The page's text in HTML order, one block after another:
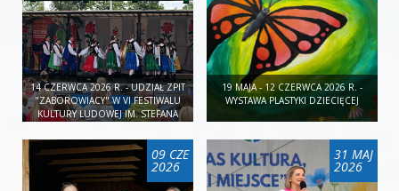
14 CZERWCA 2026 R. - UDZIAŁ ZPIT
"ZABOROWIACY" W VI FESTIWALU
KULTURY LUDOWEJ IM. STEFANA
19 MAJA - 12 CZERWCA 2026 R. -
WYSTAWA PLASTYKI DZIECIĘCEJ
09 CZE
2026
31 MAJ
2026